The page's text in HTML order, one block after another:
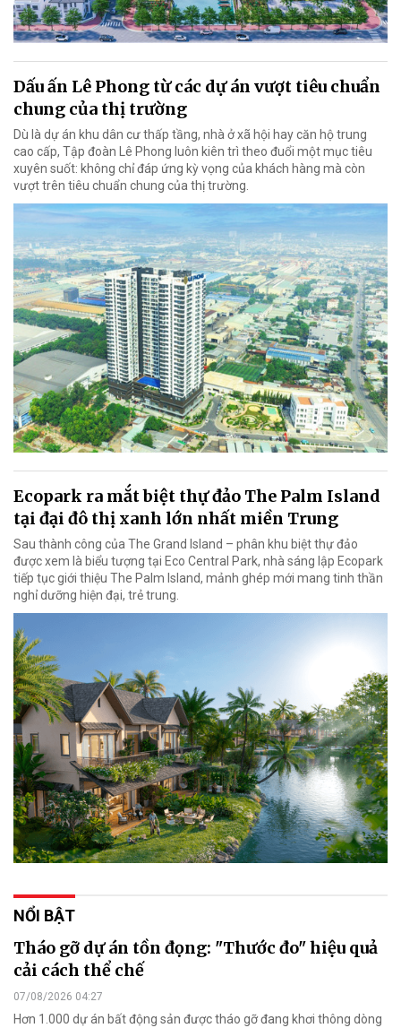
Dấu ấn Lê Phong từ các dự án vượt tiêu chuẩn
chung của thị trường
Dù là dự án khu dân cư thấp tầng, nhà ở xã hội hay căn hộ trung
cao cấp, Tập đoàn Lê Phong luôn kiên trì theo đuổi một mục tiêu
xuyên suốt: không chỉ đáp ứng kỳ vọng của khách hàng mà còn
vượt trên tiêu chuẩn chung của thị trường.
Ecopark ra mắt biệt thự đảo The Palm Island
tại đại đô thị xanh lớn nhất miền Trung
Sau thành công của The Grand Island – phân khu biệt thự đảo
được xem là biểu tượng tại Eco Central Park, nhà sáng lập Ecopark
tiếp tục giới thiệu The Palm Island, mảnh ghép mới mang tinh thần
nghỉ dưỡng hiện đại, trẻ trung.
NỔI BẬT
Tháo gỡ dự án tồn đọng: "Thước đo" hiệu quả
cải cách thể chế
07/08/2026 04:27
Hơn 1.000 dự án bất động sản được tháo gỡ đang khơi thông dòng